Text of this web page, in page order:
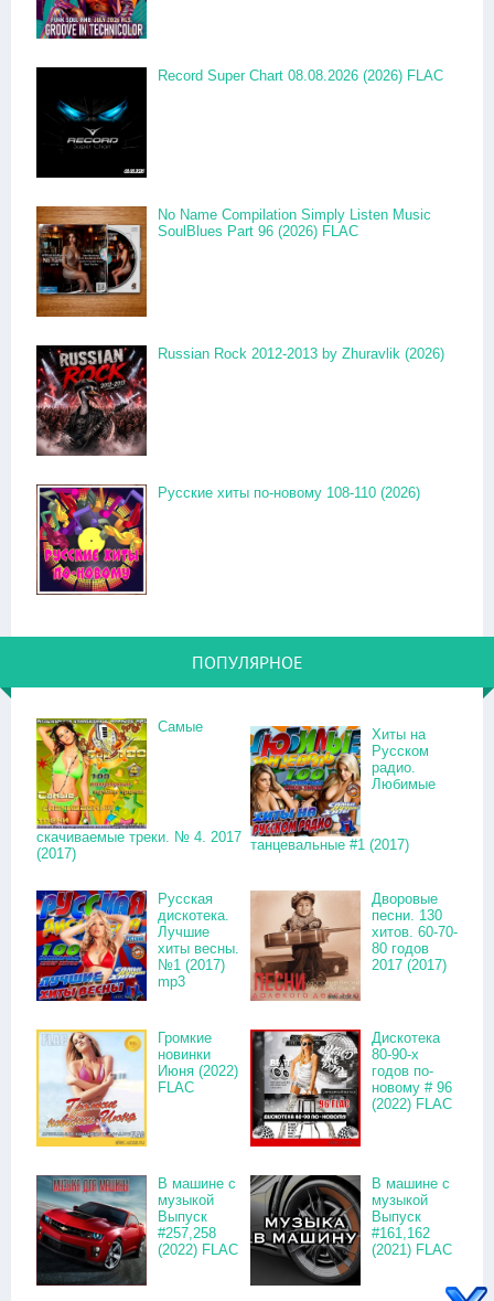
Record Super Chart 08.08.2026 (2026) FLAC
No Name Compilation Simply Listen Music
SoulBlues Part 96 (2026) FLAC
Russian Rock 2012-2013 by Zhuravlik (2026)
Русские хиты по-новому 108-110 (2026)
ПОПУЛЯРНОЕ
Самые
скачиваемые треки. № 4. 2017
(2017)
Хиты на
Русском
радио.
Любимые
танцевальные #1 (2017)
Русская
дискотека.
Лучшие
хиты весны.
№1 (2017)
mp3
Дворовые
песни. 130
хитов. 60-70-
80 годов
2017 (2017)
Громкие
новинки
Июня (2022)
FLAC
Дискотека
80-90-х
годов по-
новому # 96
(2022) FLAC
В машине с
музыкой
Выпуск
#257,258
(2022) FLAC
В машине с
музыкой
Выпуск
#161,162
(2021) FLAC